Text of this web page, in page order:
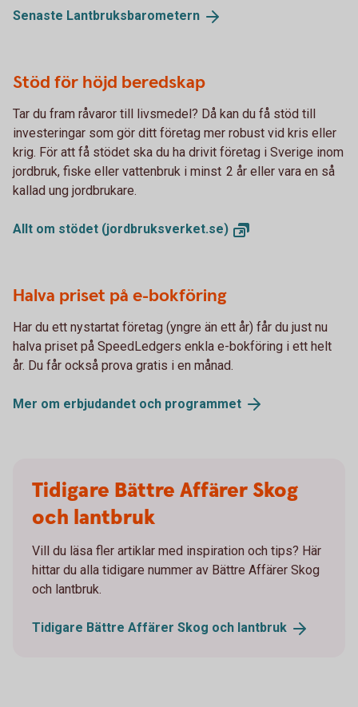
Senaste Lantbruksbarometern
Stöd för höjd beredskap
Tar du fram råvaror till livsmedel? Då kan du få stöd till
investeringar som gör ditt företag mer robust vid kris eller
krig. För att få stödet ska du ha drivit företag i Sverige inom
jordbruk, fiske eller vattenbruk i minst 2 år eller vara en så
kallad ung jordbrukare.
Allt om stödet (jordbruksverket.se)
Halva priset på e-bokföring
Har du ett nystartat företag (yngre än ett år) får du just nu
halva priset på SpeedLedgers enkla e-bokföring i ett helt
år. Du får också prova gratis i en månad.
Mer om erbjudandet och programmet
Tidigare Bättre Affärer Skog
och lantbruk
Vill du läsa fler artiklar med inspiration och tips? Här
hittar du alla tidigare nummer av Bättre Affärer Skog
och lantbruk.
Tidigare Bättre Affärer Skog och lantbruk